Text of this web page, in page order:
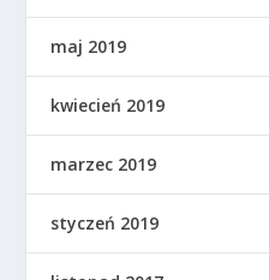
maj 2019
kwiecień 2019
marzec 2019
styczeń 2019